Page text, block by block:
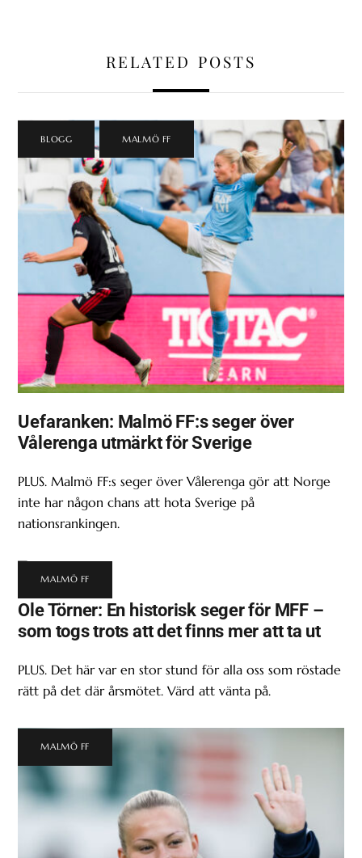
RELATED POSTS
BLOGG MALMÖ FF
Uefaranken: Malmö FF:s seger över
Vålerenga utmärkt för Sverige
PLUS. Malmö FF:s seger över Vålerenga gör att Norge
inte har någon chans att hota Sverige på
nationsrankingen.
MALMÖ FF
Ole Törner: En historisk seger för MFF –
som togs trots att det finns mer att ta ut
PLUS. Det här var en stor stund för alla oss som röstade
rätt på det där årsmötet. Värd att vänta på.
MALMÖ FF